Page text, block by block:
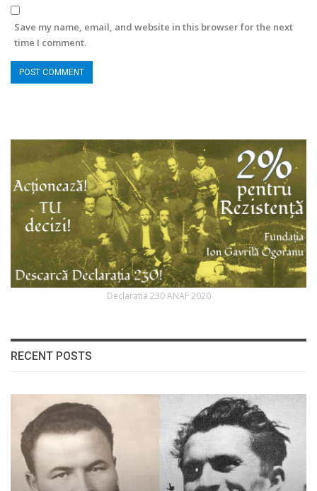
Save my name, email, and website in this browser for the next
time I comment.
Declaratia 230 ANAF 2020
RECENT POSTS